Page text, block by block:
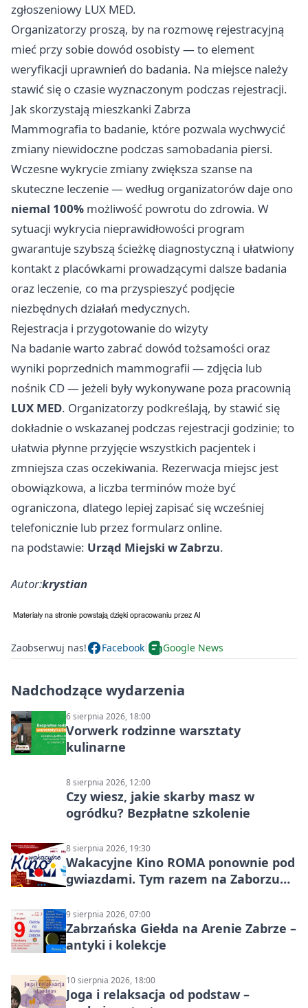
zgłoszeniowy LUX MED.
Organizatorzy proszą, by na rozmowę rejestracyjną
mieć przy sobie dowód osobisty — to element
weryfikacji uprawnień do badania. Na miejsce należy
stawić się o czasie wyznaczonym podczas rejestracji.
Jak skorzystają mieszkanki Zabrza
Mammografia to badanie, które pozwala wychwycić
zmiany niewidoczne podczas samobadania piersi.
Wczesne wykrycie zmiany zwiększa szanse na
skuteczne leczenie — według organizatorów daje ono
niemal 100% możliwość powrotu do zdrowia. W
sytuacji wykrycia nieprawidłowości program
gwarantuje szybszą ścieżkę diagnostyczną i ułatwiony
kontakt z placówkami prowadzącymi dalsze badania
oraz leczenie, co ma przyspieszyć podjęcie
niezbędnych działań medycznych.
Rejestracja i przygotowanie do wizyty
Na badanie warto zabrać dowód tożsamości oraz
wyniki poprzednich mammografii — zdjęcia lub
nośnik CD — jeżeli były wykonywane poza pracownią
LUX MED. Organizatorzy podkreślają, by stawić się
dokładnie o wskazanej podczas rejestracji godzinie; to
ułatwia płynne przyjęcie wszystkich pacjentek i
zmniejsza czas oczekiwania. Rezerwacja miejsc jest
obowiązkowa, a liczba terminów może być
ograniczona, dlatego lepiej zapisać się wcześniej
telefonicznie lub przez formularz online.
na podstawie: Urząd Miejski w Zabrzu.
Autor:krystian
Zaobserwuj nas! Facebook Google News
Nadchodzące wydarzenia
6 sierpnia 2026, 18:00
Vorwerk rodzinne warsztaty
kulinarne
8 sierpnia 2026, 12:00
Czy wiesz, jakie skarby masz w
ogródku? Bezpłatne szkolenie
8 sierpnia 2026, 19:30
Wakacyjne Kino ROMA ponownie pod
gwiazdami. Tym razem na Zaborzu
9 sierpnia 2026, 07:00
Zabrzańska Giełda na Arenie Zabrze –
antyki i kolekcje
10 sierpnia 2026, 18:00
Joga i relaksacja od podstaw –